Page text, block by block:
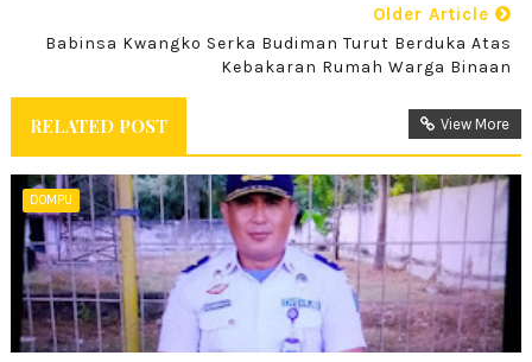
Older Article
Babinsa Kwangko Serka Budiman Turut Berduka Atas
Kebakaran Rumah Warga Binaan
RELATED POST View More
DOMPU